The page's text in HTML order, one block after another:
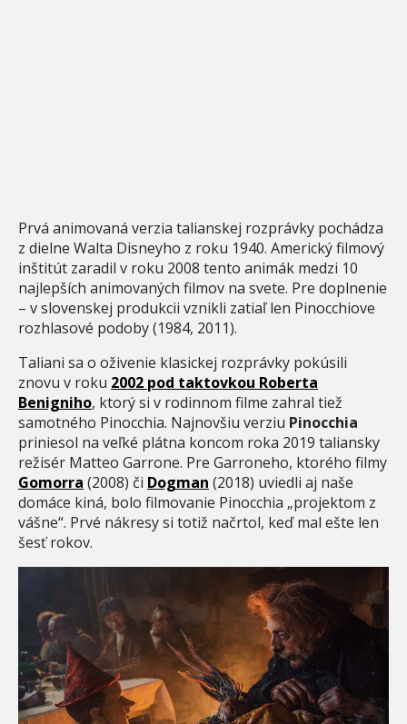
Prvá animovaná verzia talianskej rozprávky pochádza
z dielne Walta Disneyho z roku 1940. Americký filmový
inštitút zaradil v roku 2008 tento animák medzi 10
najlepších animovaných filmov na svete. Pre doplnenie
– v slovenskej produkcii vznikli zatiaľ len Pinocchiove
rozhlasové podoby (1984, 2011).
Taliani sa o oživenie klasickej rozprávky pokúsili
znovu v roku 2002 pod taktovkou Roberta
Benigniho, ktorý si v rodinnom filme zahral tiež
samotného Pinocchia. Najnovšiu verziu Pinocchia
priniesol na veľké plátna koncom roka 2019 taliansky
režisér Matteo Garrone. Pre Garroneho, ktorého filmy
Gomorra (2008) či Dogman (2018) uviedli aj naše
domáce kiná, bolo filmovanie Pinocchia „projektom z
vášne“. Prvé nákresy si totiž načrtol, keď mal ešte len
šesť rokov.